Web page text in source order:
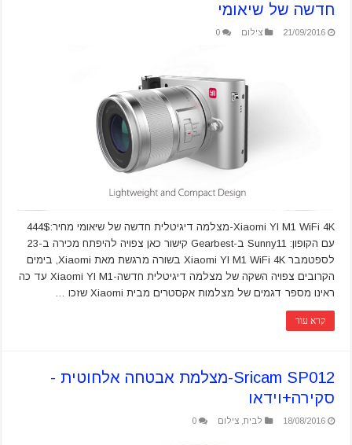
חדשה של שיאומי
21/09/2016 צילום 0
Xiaomi YI M1 WiFi 4K-מצלמה דיגיטלית חדשה של שיאומי מחיר:444$
עם הקופון: Sunny11 ב-Gearbest קישור כאן צפויה להיפתח מכירה ב-23
לספטמבר Xiaomi YI M1 WiFi 4K בשורה מרגשת מאת Xiaomi, בימים
הקרובים צפויה השקה של מצלמה דיגיטלית חדשה-Xiaomi YI M1 עד כה
ראינו מספר דגמים של מצלמות אקסטרים מבית Xiaomi שזכו …
קרא עוד
Sricam SP012-מצלמת אבטחה אלחוטית -
סקירה+וידאו
18/08/2016 לבית ,צילום 0